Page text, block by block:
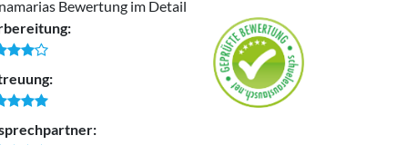
Bewertung im Detail